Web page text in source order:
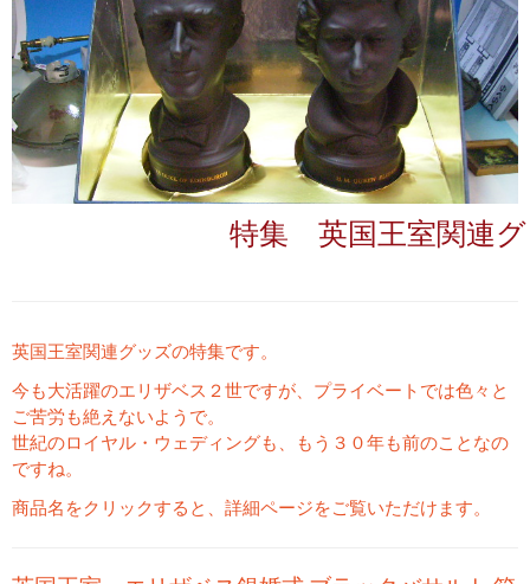
ス
キ
ッ
プ
特集 英国王室関連
英国王室関連グッズの特集です。
今も大活躍のエリザベス２世ですが、プライベートでは色々と
ご苦労も絶えないようで。
世紀のロイヤル・ウェディングも、もう３０年も前のことなの
ですね。
商品名をクリックすると、詳細ページをご覧いただけます。